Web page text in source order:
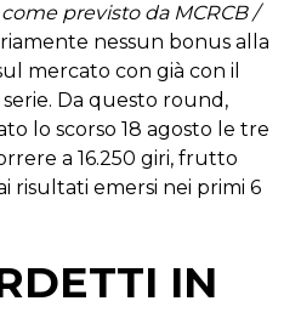
previsto da MCRCB /
nessun bonus alla
mercato con già con il
Da questo round,
lo scorso 18 agosto le tre
a 16.250 giri, frutto
risultati emersi nei primi 6
IN